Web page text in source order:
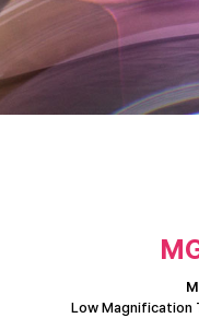
Low Magnification